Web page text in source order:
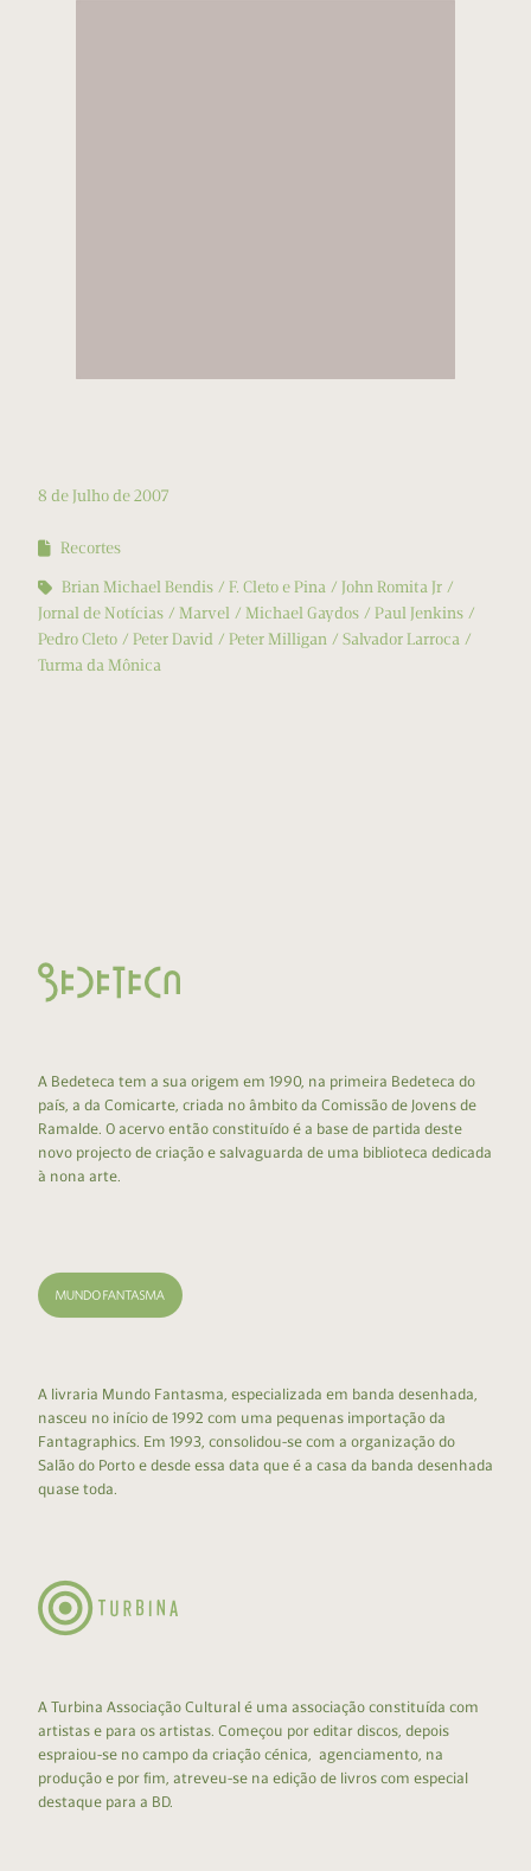
8 de Julho de 2007
Recortes
Brian Michael Bendis
F. Cleto e Pina
John Romita Jr
Jornal de Notícias
Marvel Michael Gaydos
Paul Jenkins
Pedro Cleto
Peter David Peter Milligan
Salvador Larroca
Turma da Mônica
A Bedeteca tem a sua origem em 1990, na primeira Bedeteca do
país, a da Comicarte, criada no âmbito da Comissão de Jovens de
Ramalde. O acervo então constituído é a base de partida deste
novo projecto de criação e salvaguarda de uma biblioteca dedicada
à nona arte.
A livraria Mundo Fantasma, especializada em banda desenhada,
nasceu no início de 1992 com uma pequenas importação da
Fantagraphics. Em 1993, consolidou-se com a organização do
Salão do Porto e desde essa data que é a casa da banda desenhada
quase toda.
A Turbina Associação Cultural é uma associação constituída com
artistas e para os artistas. Começou por editar discos, depois
espraiou-se no campo da criação cénica, agenciamento, na
produção e por fim, atreveu-se na edição de livros com especial
destaque para a BD.